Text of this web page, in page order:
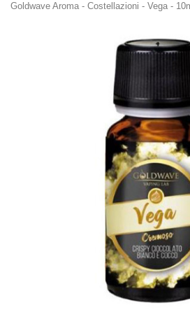
Goldwave Aroma - Costellazioni - Vega -